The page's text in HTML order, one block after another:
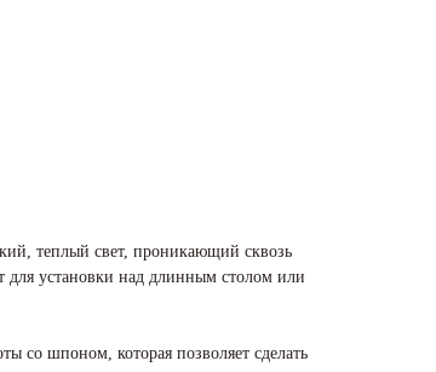
теплый свет, проникающий сквозь
для установки над длинным столом или
со шпоном, которая позволяет сделать